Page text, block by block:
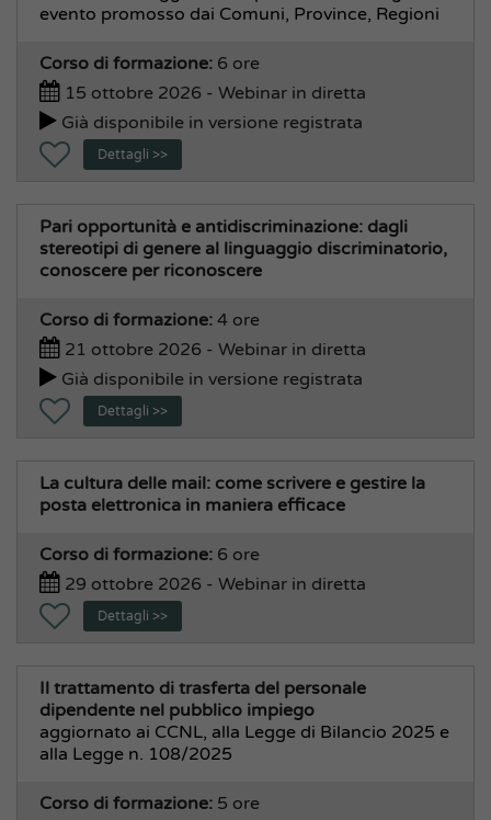
evento promosso dai Comuni, Province, Regioni
Corso di formazione: 6 ore
15 ottobre 2026 - Webinar in diretta
Già disponibile in versione registrata
Dettagli >>
Pari opportunità e antidiscriminazione: dagli
stereotipi di genere al linguaggio discriminatorio,
conoscere per riconoscere
Corso di formazione: 4 ore
21 ottobre 2026 - Webinar in diretta
Già disponibile in versione registrata
Dettagli >>
La cultura delle mail: come scrivere e gestire la
posta elettronica in maniera efficace
Corso di formazione: 6 ore
29 ottobre 2026 - Webinar in diretta
Dettagli >>
Il trattamento di trasferta del personale
dipendente nel pubblico impiego
aggiornato ai CCNL, alla Legge di Bilancio 2025 e
alla Legge n. 108/2025
Corso di formazione: 5 ore